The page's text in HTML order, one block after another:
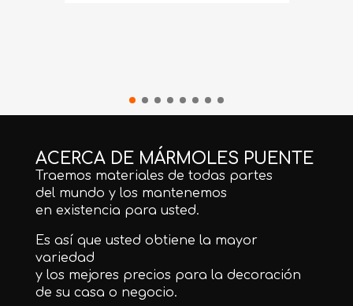
ACERCA DE MÁRMOLES PUENTE
Traemos materiales de todas partes
del mundo y los mantenemos
en existencia para usted.
Es así que usted obtiene la mayor
variedad
y los mejores precios para la decoración
de su casa o negocio.